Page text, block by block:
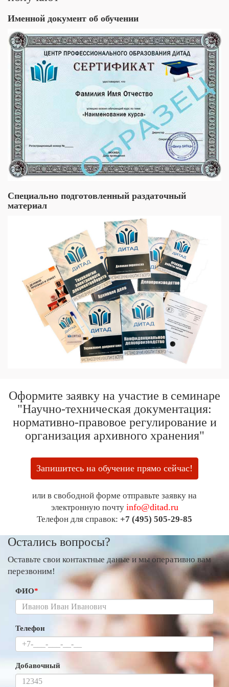
Именной документ об обучении
Специально подготовленный раздаточный
материал
Оформите заявку на участие в семинаре
"Научно-техническая документация:
нормативно-правовое регулирование и
организация архивного хранения"
Запишитесь на обучение прямо сейчас!
или в свободной форме отправьте заявку на
электронную почту info@ditad.ru
Телефон для справок: +7 (495) 505-29-85
Остались вопросы?
Оставьте свои контактные даные и мы оперативно вам
перезвоним!
ФИО*
Телефон
Добавочный